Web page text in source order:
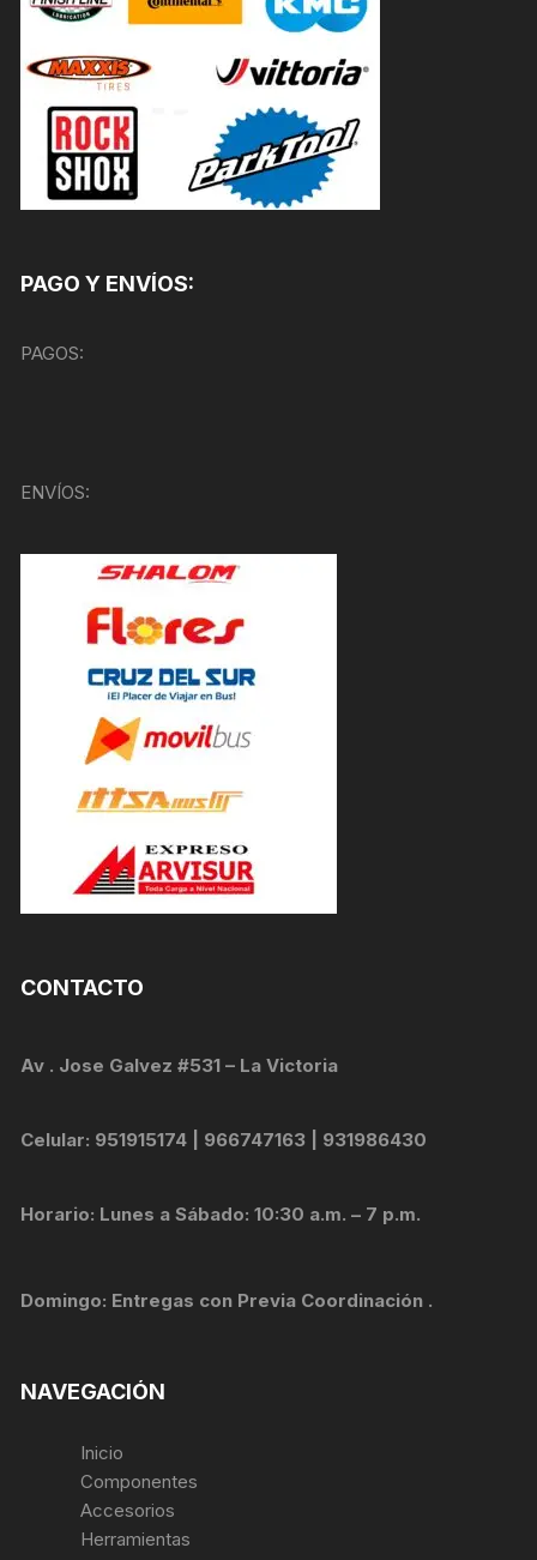
PAGO Y ENVÍOS:
PAGOS:
ENVÍOS:
CONTACTO
Av . Jose Galvez #531 – La Victoria
Celular: 951915174 | 966747163 | 931986430
Horario: Lunes a Sábado: 10:30 a.m. – 7 p.m.
Domingo: Entregas con Previa Coordinación .
NAVEGACIÓN
Inicio
Componentes
Accesorios
Herramientas